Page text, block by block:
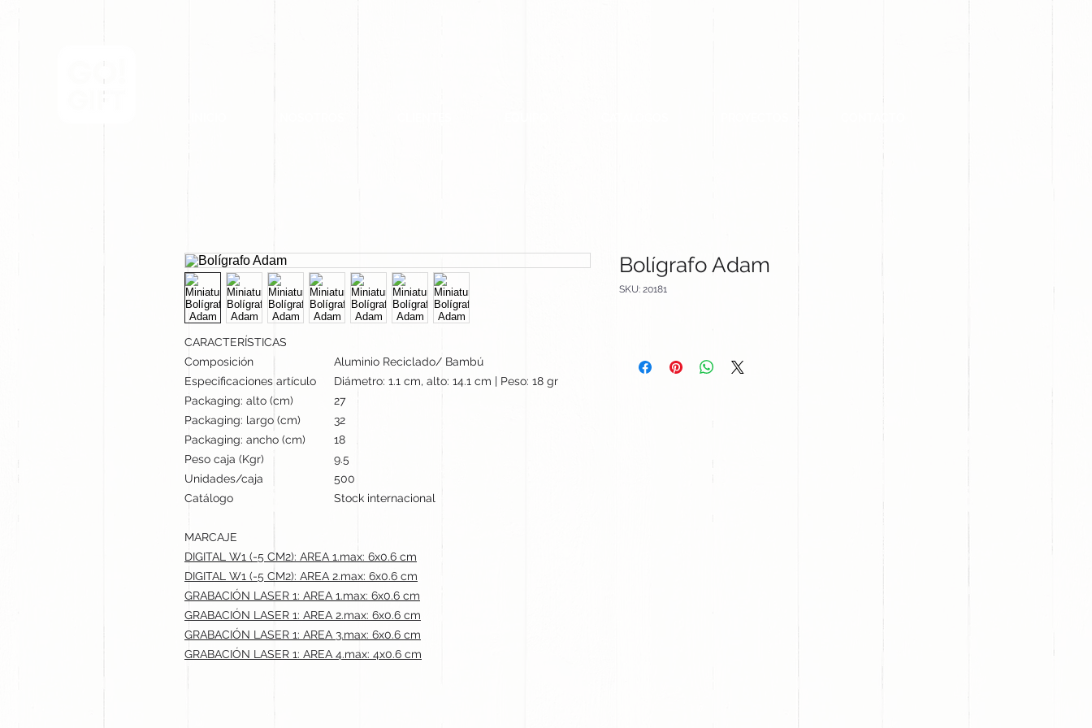
CARACTERÍSTICAS
Composición
Aluminio Reciclado/ Bambú
Especificaciones artículo
Diámetro: 1.1 cm, alto: 14.1 cm | Peso: 18 gr
Packaging: alto (cm)
27
Packaging: largo (cm)
32
Packaging: ancho (cm)
18
Peso caja (Kgr)
9.5
Unidades/caja
500
Catálogo
Stock internacional
MARCAJE
DIGITAL W1 (-5 CM2): AREA 1.max: 6x0.6 cm
DIGITAL W1 (-5 CM2): AREA 2.max: 6x0.6 cm
GRABACIÓN LASER 1: AREA 1.max: 6x0.6 cm
GRABACIÓN LASER 1: AREA 2.max: 6x0.6 cm
GRABACIÓN LASER 1: AREA 3.max: 6x0.6 cm
GRABACIÓN LASER 1: AREA 4.max: 4x0.6 cm
Bolígrafo Adam
SKU: 20181